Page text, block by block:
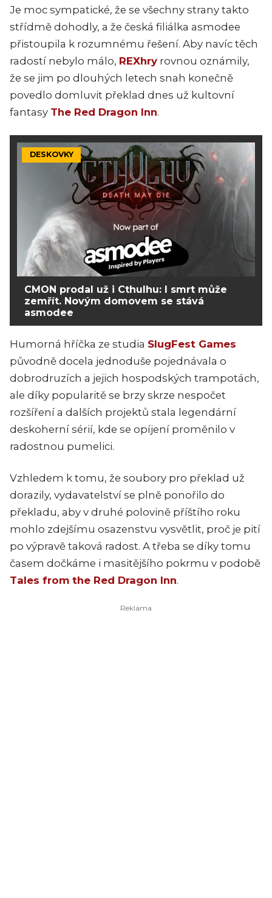
Je moc sympatické, že se všechny strany takto
střídmě dohodly, a že česká filiálka asmodee
přistoupila k rozumnému řešení. Aby navíc těch
radostí nebylo málo, REXhry rovnou oznámily,
že se jim po dlouhých letech snah konečně
povedlo domluvit překlad dnes už kultovní
fantasy The Red Dragon Inn.
DESKOVKY
CMON prodal už i Cthulhu: I smrt může
zemřít. Novým domovem se stává
asmodee
Humorná hříčka ze studia SlugFest Games
původně docela jednoduše pojednávala o
dobrodruzích a jejich hospodských trampotách,
ale díky popularitě se brzy skrze nespočet
rozšíření a dalších projektů stala legendární
deskoherní sérií, kde se opíjení proměnilo v
radostnou pumelici.
Vzhledem k tomu, že soubory pro překlad už
dorazily, vydavatelství se plně ponořilo do
překladu, aby v druhé polovině příštího roku
mohlo zdejšímu osazenstvu vysvětlit, proč je pití
po výpravě taková radost. A třeba se díky tomu
časem dočkáme i masitějšího pokrmu v podobě
Tales from the Red Dragon Inn.